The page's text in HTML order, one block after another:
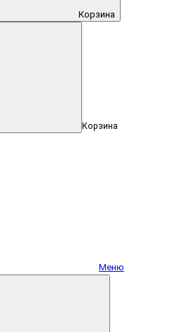
Корзина
Корзина
Меню